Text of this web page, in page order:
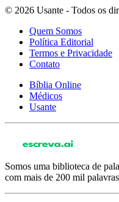
© 2026 Usante - Todos os
Quem Somos
Política Editorial
Termos e Privacidade
Contato
Bíblia Online
Médicos
Usante
Somos uma biblioteca de
com mais de 200 mil